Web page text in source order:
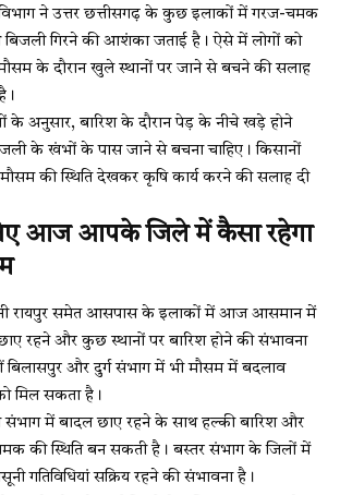
ने उत्तर छत्तीसगढ़ के कुछ इलाकों में गरज-चमक
गिरने की आशंका जताई है। ऐसे में लोगों को
के दौरान खुले स्थानों पर जाने से बचने की सलाह
के अनुसार, बारिश के दौरान पेड़ के नीचे खड़े होने
के खंभों के पास जाने से बचना चाहिए। किसानों
की स्थिति देखकर कृषि कार्य करने की सलाह दी
आज आपके जिले में कैसा रहेगा
रायपुर समेत आसपास के इलाकों में आज आसमान में
रहने और कुछ स्थानों पर बारिश होने की संभावना
बिलासपुर और दुर्ग संभाग में भी मौसम में बदलाव
मिल सकता है।
संभाग में बादल छाए रहने के साथ हल्की बारिश और
की स्थिति बन सकती है। बस्तर संभाग के जिलों में
गतिविधियां सक्रिय रहने की संभावना है।